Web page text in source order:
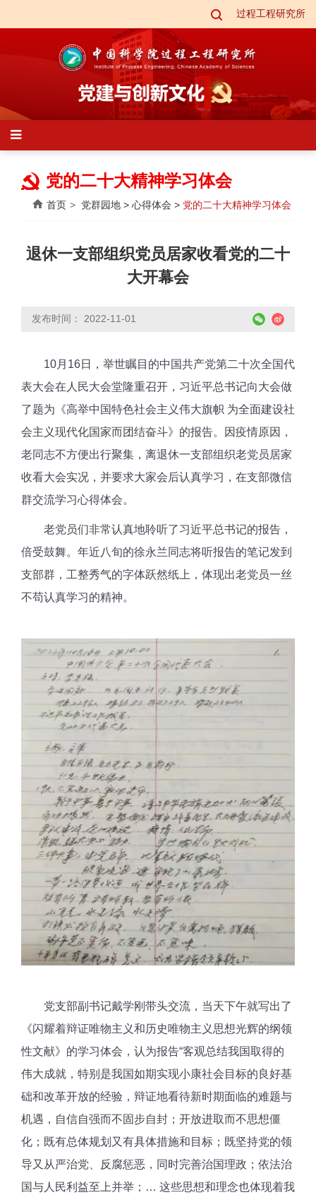
过程工程研究所
党的二十大精神学习体会
首页 党群园地 > 心得体会 > 党的二十大精神学习体会
退休一支部组织党员居家收看党的二十
大开幕会
发布时间： 2022-11-01
10月16日，举世瞩目的中国共产党第二十次全国代
表大会在人民大会堂隆重召开，习近平总书记向大会做
了题为《高举中国特色社会主义伟大旗帜 为全面建设社
会主义现代化国家而团结奋斗》的报告。因疫情原因，
老同志不方便出行聚集，离退休一支部组织老党员居家
收看大会实况，并要求大家会后认真学习，在支部微信
群交流学习心得体会。
老党员们非常认真地聆听了习近平总书记的报告，
倍受鼓舞。年近八旬的徐永兰同志将听报告的笔记发到
支部群，工整秀气的字体跃然纸上，体现出老党员一丝
不苟认真学习的精神。
党支部副书记戴学刚带头交流，当天下午就写出了
《闪耀着辩证唯物主义和历史唯物主义思想光辉的纲领
性文献》的学习体会，认为报告“客观总结我国取得的
伟大成就，特别是我国如期实现小康社会目标的良好基
础和改革开放的经验，辩证地看待新时期面临的难题与
机遇，自信自强而不固步自封；开放进取而不思想僵
化；既有总体规划又有具体措施和目标；既坚持党的领
导又从严治党、反腐惩恶，同时完善治国理政；依法治
国与人民利益至上并举；… 这些思想和理念也体现着我